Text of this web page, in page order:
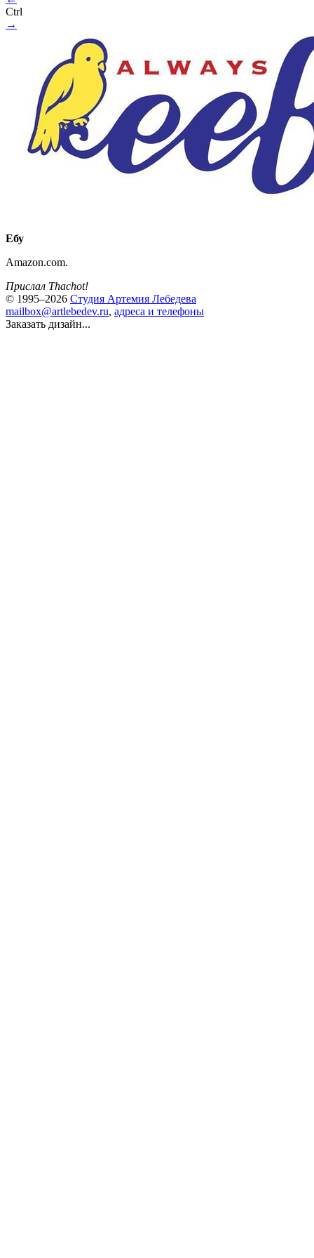
Ctrl
→
Ебу
Amazon.com.
Прислал Thachot!
© 1995–2026 Студия Артемия Лебедева
mailbox@artlebedev.ru, адреса и телефоны
Заказать дизайн...